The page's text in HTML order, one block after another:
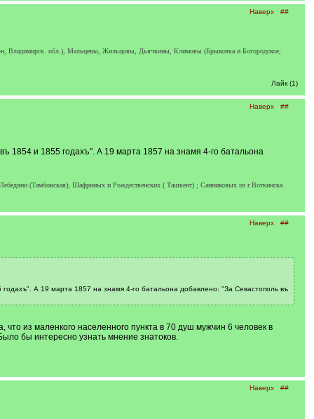
Наверх ##
Владимирск. обл.), Мальцевы, Жильцовы, Дьячкины, Климовы (Брыковка и Богородское,
Лайк (1)
Наверх ##
1854 и 1855 годахъ". А 19 марта 1857 на знамя 4-го батальона
(Тамбовская); Шафриных и Рождественских ( Ташкент) ; Санниковых из г.Воткинска
Наверх ##
А 19 марта 1857 на знамя 4-го батальона добавлено: "За Севастополь въ
из маленкого населенного пункта в 70 душ мужчин 6 человек в
бы интересно узнать мнение знатоков.
Наверх ##